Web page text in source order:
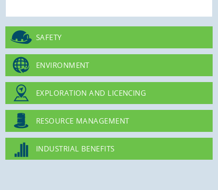
SAFETY
ENVIRONMENT
EXPLORATION AND LICENCING
RESOURCE MANAGEMENT
INDUSTRIAL BENEFITS